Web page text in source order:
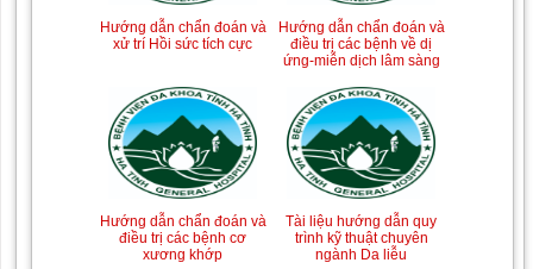
Tài liệu Hướng dẫn
phòng ngừa nhiễm
Hướng dẫn chẩn đoán và
ứng-miễn dịch lâm sàng
Hướng dẫn chẩn đoán và
điều trị một số bệnh
truyền nhiễm
Hướng dẫn chẩn đoán và
Hướng dẫn quy trình kỹ
thuật Chuyên khoa Phẫu
thuật Tiết niệu
Tài liệu hướng dẫn quy
Hướng dẫn Quy trình kỹ
thuật Nhi khoa